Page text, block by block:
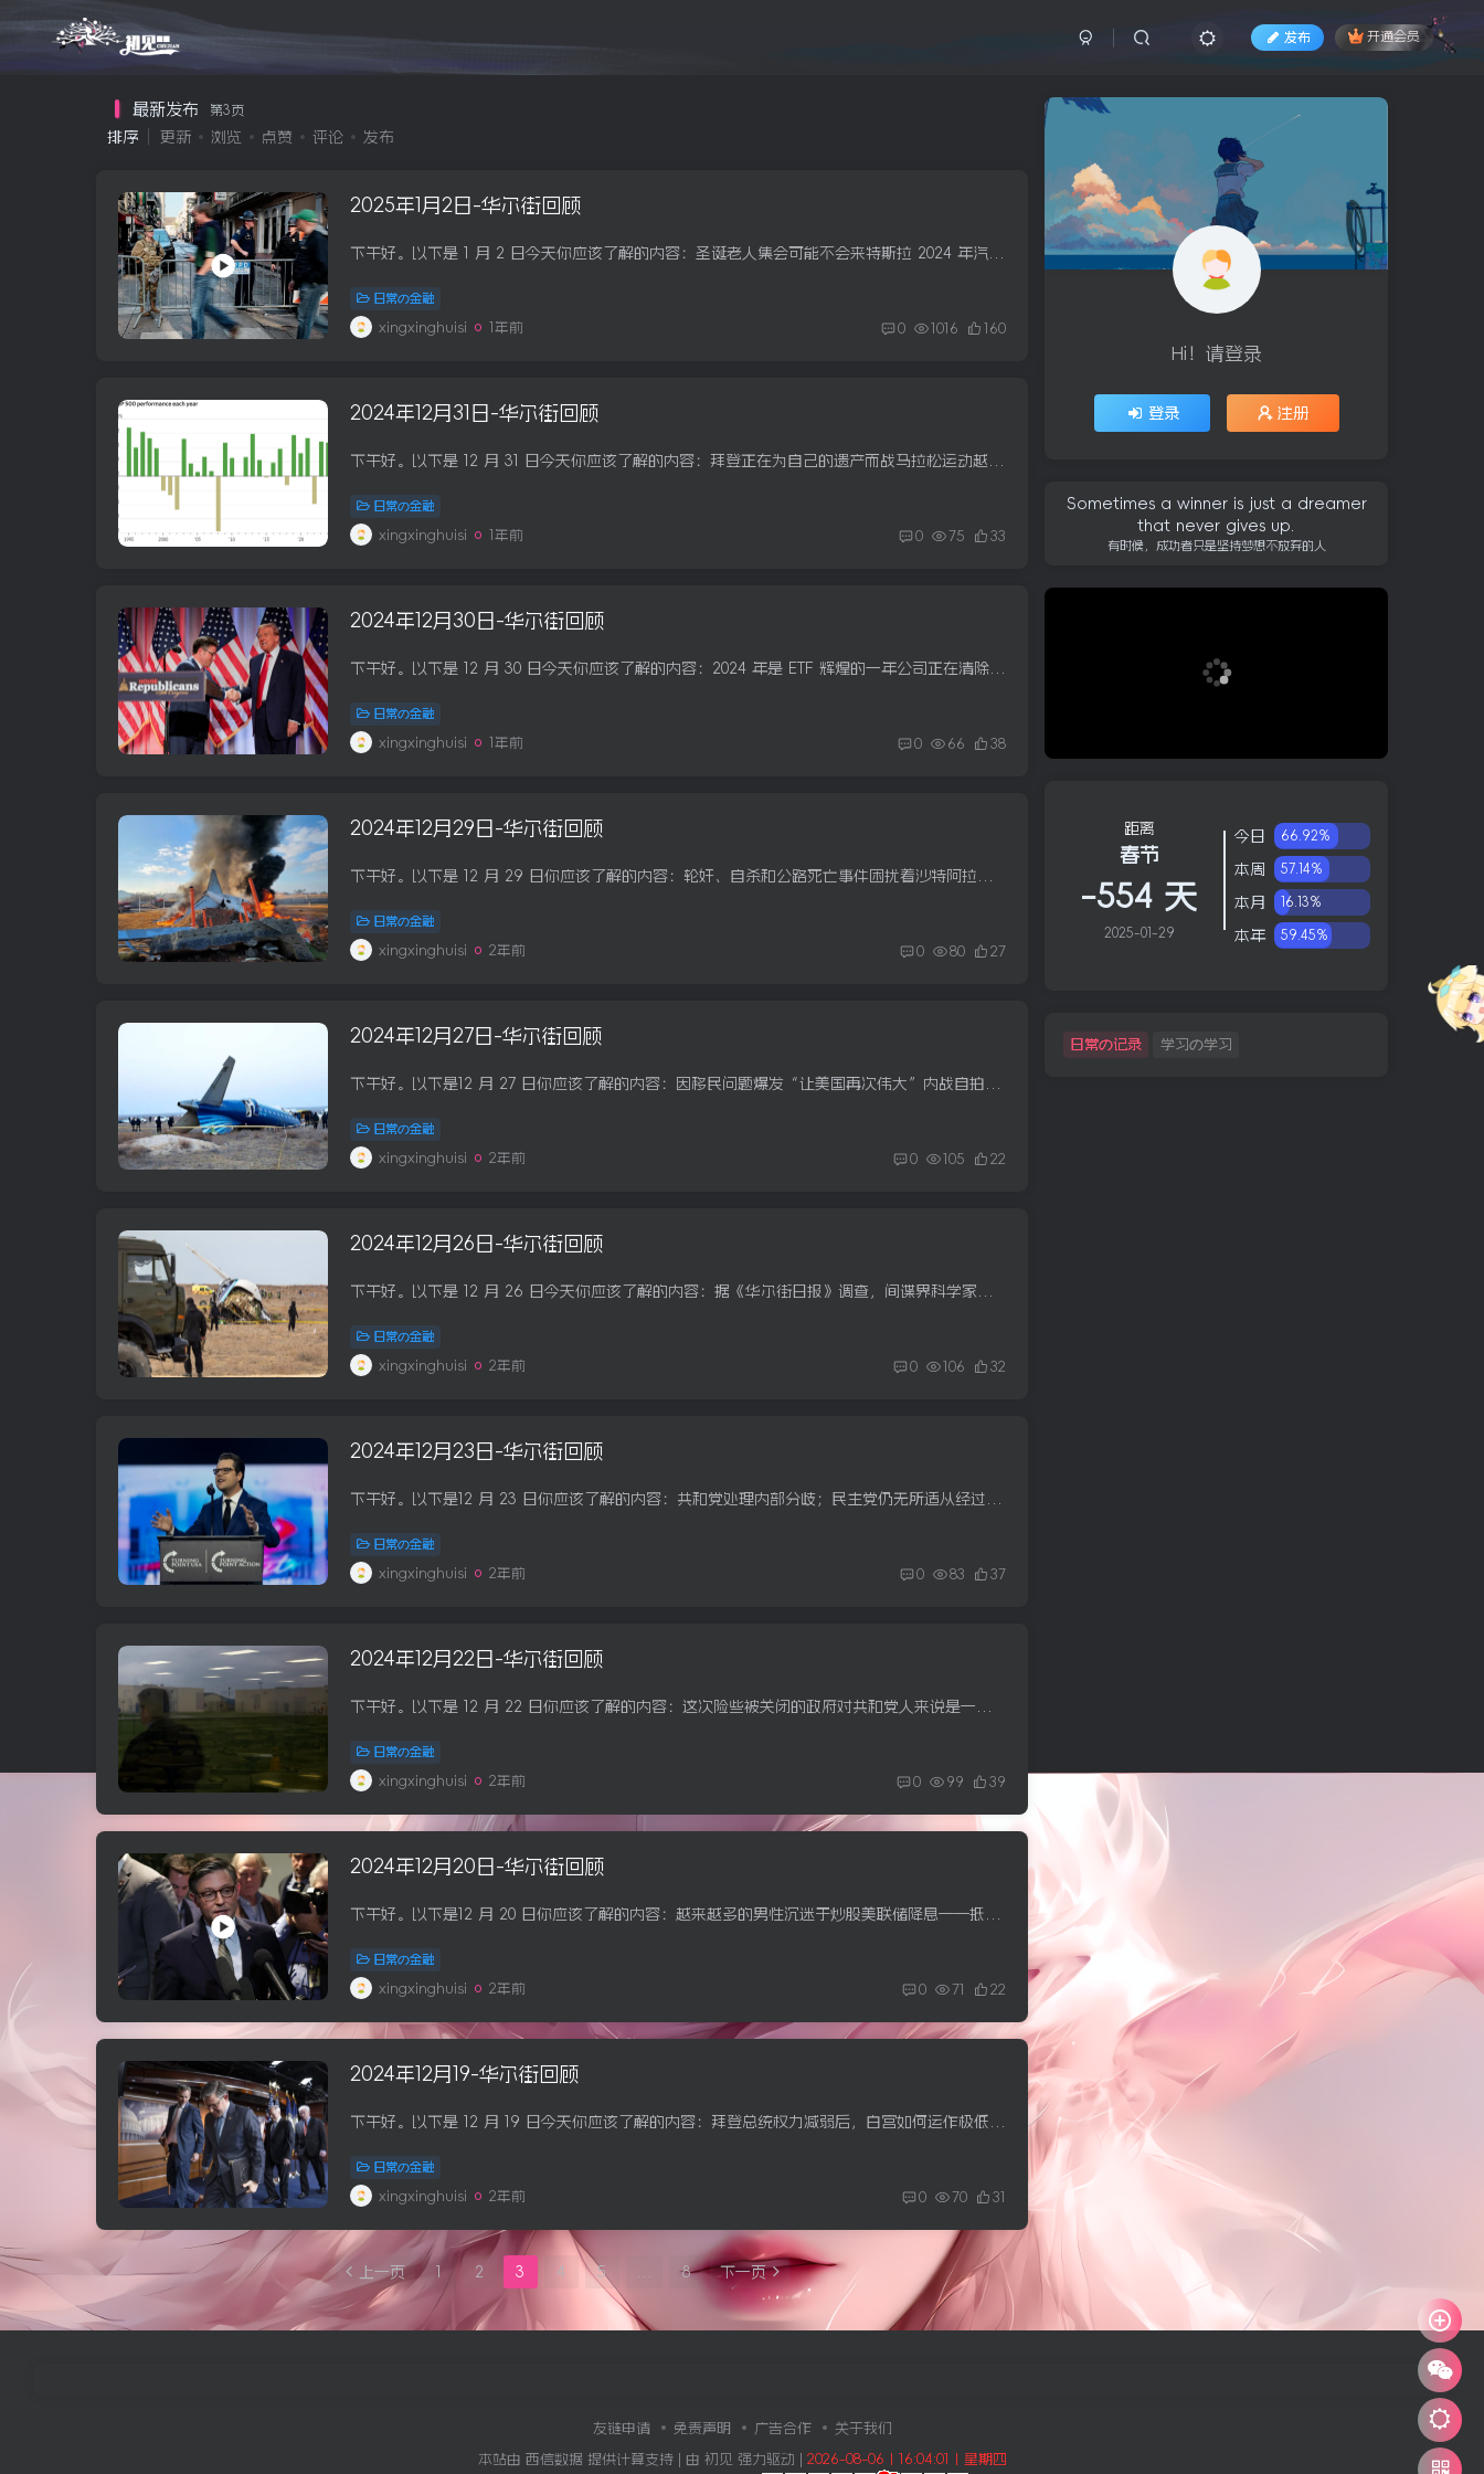
发布 开通会员
最新发布 第3页
排序 更新 浏览 点赞 评论 发布
2025年1月2日-华尔街回顾
日常の金融
xingxinghuisi 1年前 0 1016 160
2024年12月31日-华尔街回顾
日常の金融
xingxinghuisi 1年前 0 75 33
2024年12月30日-华尔街回顾
日常の金融
xingxinghuisi 1年前 0 66 38
2024年12月29日-华尔街回顾
日常の金融
xingxinghuisi 2年前 0 80 27
2024年12月27日-华尔街回顾
日常の金融
xingxinghuisi 2年前 0 105 22
2024年12月26日-华尔街回顾
日常の金融
xingxinghuisi 2年前 0 106 32
2024年12月23日-华尔街回顾
日常の金融
xingxinghuisi 2年前 0 83 37
2024年12月22日-华尔街回顾
日常の金融
xingxinghuisi 2年前 0 99 39
2024年12月20日-华尔街回顾
日常の金融
xingxinghuisi 2年前 0 71 22
2024年12月19-华尔街回顾
日常の金融
xingxinghuisi 2年前 0 70 31
上一页 2 3 4 5 8 下一页
Hi！请登录
登录 注册
Sometimes a winner is just a dreamer
that never gives up.
有时候，成功者只是坚持梦想不放弃的人
距离
春节
-554 天
2025-01-29
今日 66.92%
本周 57.14%
本月 16.13%
本年 59.45%
日常の记录 学习の学习
友链申请 免责声明 广告合作 关于我们
本站由 西信数据提供计算支持 | 由 初见 强力驱动 | 2026-08-06丨16:04:02丨星期四